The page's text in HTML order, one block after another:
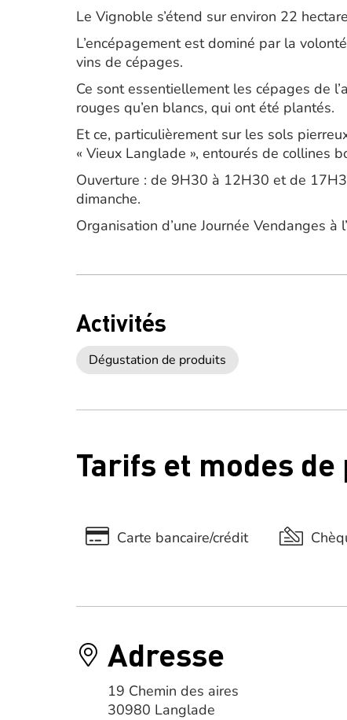
Le Vignoble s’étend sur environ 22
L’encépagement est dominé par la
vins de cépages.
Ce sont essentiellement les cépages de
rouges qu’en blancs, qui ont été plantés.
Et ce, particulièrement sur les sols
« Vieux Langlade », entourés de collines
Ouverture : de 9H30 à 12H30 et de
dimanche.
Organisation d’une Journée Vendanges à
Activités
Dégustation de produits
Tarifs et modes
Carte bancaire/crédit
Adresse
19 Chemin des aires
30980 Langlade